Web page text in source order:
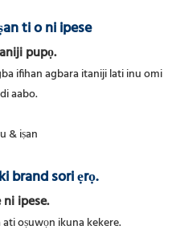
ti o ni ipese
pupọ.
ifihan agbara itaniji lati inu omi
aabo.
brand sori ẹrọ.
ipese.
oṣuwọn ikuna kekere.